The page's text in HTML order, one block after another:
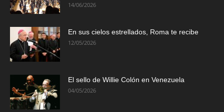
14/06/2026
En sus cielos estrellados, Roma te recibe
12/05/2026
El sello de Willie Colón en Venezuela
04/05/2026